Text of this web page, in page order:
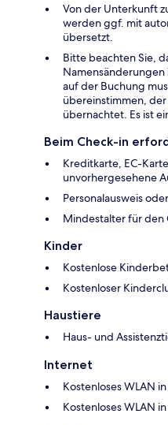
Von der Unterkunft
werden ggf. mit
übersetzt.
Bitte beachten Sie,
auf der Buchung
übereinstimmen,
übernachtet. Es ist
Beim Check-in
Kreditkarte, EC-
unvorhergesehene
Personalausweis
Mindestalter für den
Kinder
Kostenlose
Kostenloser
Haustiere
Haus- und
Internet
Kostenloses WLAN
Kostenloses WLAN